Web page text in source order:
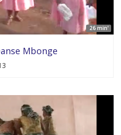
26 min'
Mbonge